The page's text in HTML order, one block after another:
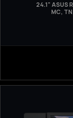
24.1" ASUS
МС, TN,